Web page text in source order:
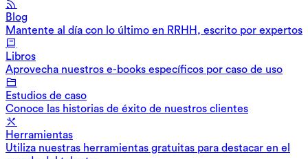
Blog
Mantente al día con lo último en RRHH, escrito por expertos
Libros
Aprovecha nuestros e-books específicos por caso de uso
Estudios de caso
Conoce las historias de éxito de nuestros clientes
Herramientas
Utiliza nuestras herramientas gratuitas para destacar en el